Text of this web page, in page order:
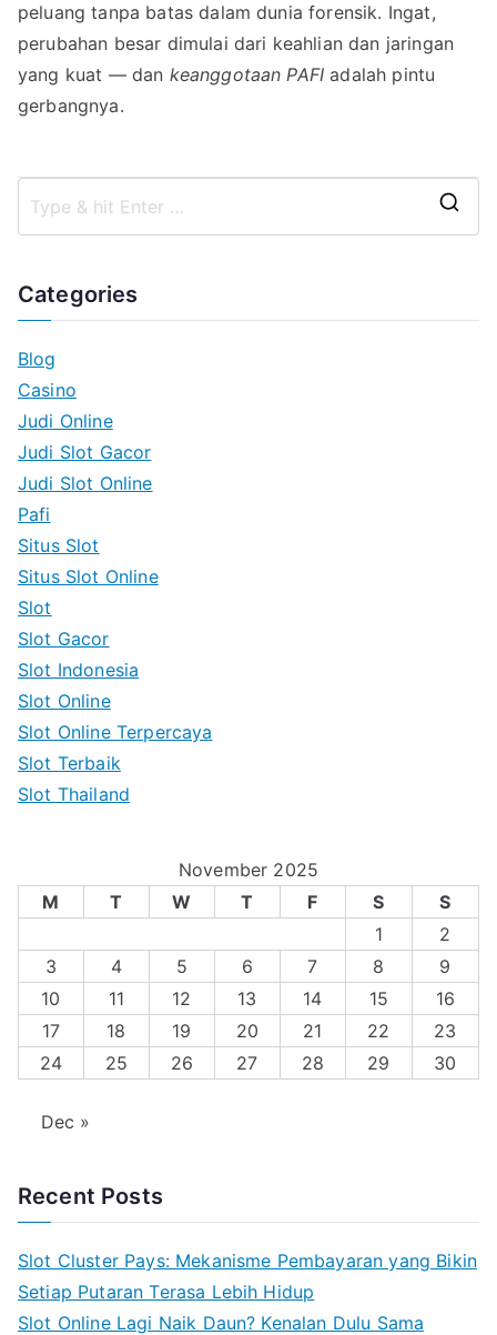
peluang tanpa batas dalam dunia forensik. Ingat,
perubahan besar dimulai dari keahlian dan jaringan
yang kuat — dan keanggotaan PAFI adalah pintu
gerbangnya.
Categories
Blog
Casino
Judi Online
Judi Slot Gacor
Judi Slot Online
Pafi
Situs Slot
Situs Slot Online
Slot
Slot Gacor
Slot Indonesia
Slot Online
Slot Online Terpercaya
Slot Terbaik
Slot Thailand
November 2025
M
T W T F S
S
1
2
3
4 5 6 7 8
9
10
11 12 13 14 15
16
17
18 19 20 21 22
23
24
25 26 27 28 29 30
Dec »
Recent Posts
Slot Cluster Pays: Mekanisme Pembayaran yang Bikin
Setiap Putaran Terasa Lebih Hidup
Slot Online Lagi Naik Daun? Kenalan Dulu Sama